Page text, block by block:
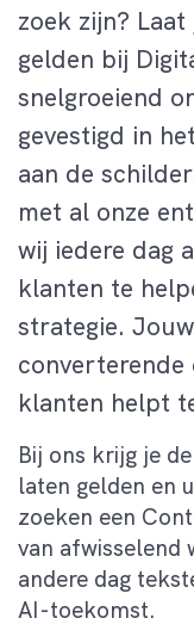
zoek zijn?
gelden bij
snelgroeiend
gevestigd in
aan de
met al onze
wij iedere dag
klanten te
strategie.
converterende
klanten helpt
Bij ons krijg je
laten gelden en
zoeken een
van afwisselend
andere dag
AI-toekomst.